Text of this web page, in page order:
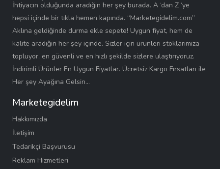
İhtiyacın olduğunda aradığın her şey burada. A ‘dan Z ‘ye
hepsi içinde bir tıkla hemen kapında. “Marketegidelim.com”
Aklına geldiğinde durma ekle sepete! Uygun fiyat, hem de
kalite aradığın her şey içinde. Sizler için ürünleri stoklarımıza
topluyor, en güvenli ve en hızlı şekilde sizlere ulaştırıyoruz.
İndirimli Ürünler En Uygun Fiyatlar. Ücretsiz Kargo Fırsatları ile
Her şey Ayağına Gelsin…
Marketegidelim
Hakkımızda
İletişim
Tedarikçi Başvurusu
Reklam Hizmetleri